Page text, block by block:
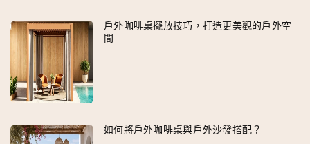
戶外咖啡桌擺放技巧，打造更美觀的戶外空
間
如何將戶外咖啡桌與戶外沙發搭配？